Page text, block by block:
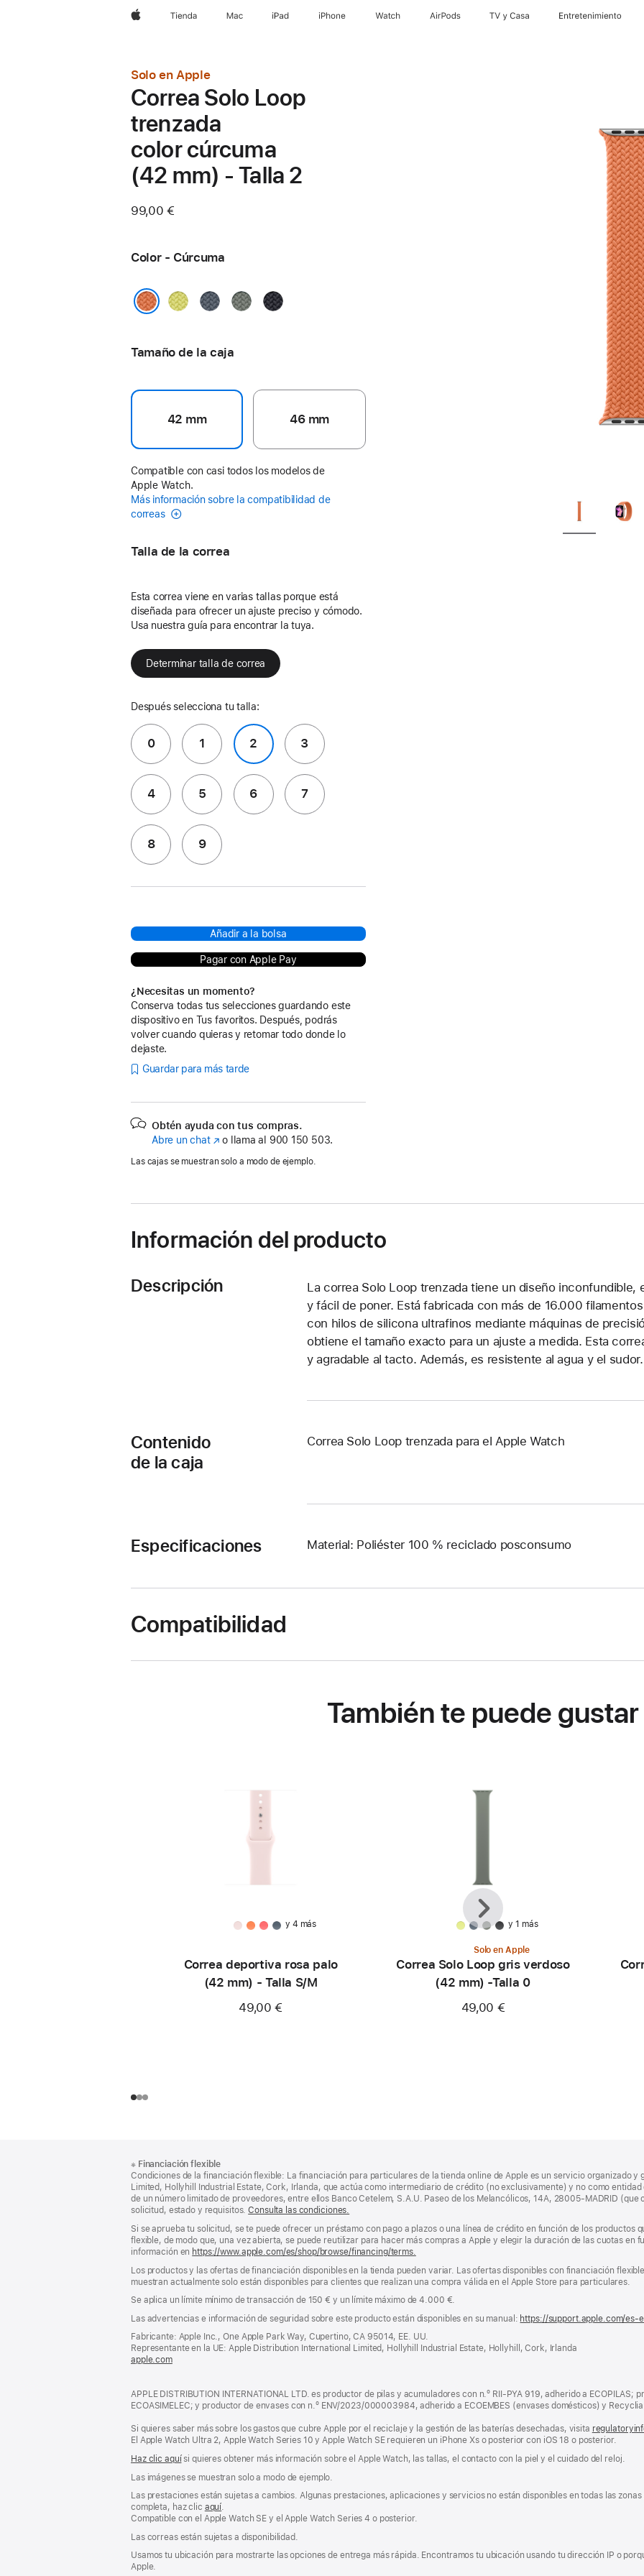
AppleTienda Mac iPad iPhone Watch AirPods TV y Casa Entretenimiento
Solo en Apple
Correa Solo Loop
trenzada
color cúrcuma
(42 mm) - Talla 2
99,00 €
Color - Cúrcuma
AmarilloAzul
Gris
Medianoche
Tamaño de la caja
42 mm 46 mm
Compatible con casi todos los modelos de
Apple Watch.
Más información sobre la compatibilidad de
correas
Talla de la correa
Esta correa viene en varias tallas porque está
diseñada para ofrecer un ajuste preciso y cómodo.
Usa nuestra guía para encontrar la tuya.
Determinar talla de correa
Después selecciona tu talla:
0 1 2 3
4 5 6 7
8 9
Añadir a la bolsa
Pagar con Apple Pay
¿Necesitas un momento?
Conserva todas tus selecciones guardando este
dispositivo en Tus favoritos. Después, podrás
volver cuando quieras y retomar todo donde lo
dejaste.
Guardar para más tarde
Obtén ayuda con tus compras.
Abre un chat(Seo llama al 900 150 503.
Las cajas se muestran solo a modo de ejemplo.
Información del producto
Descripción
La correa Solo Loop trenzada tiene un diseño inconfundible,
y fácil de poner. Está fabricada con más de 16.000
con hilos de silicona ultrafinos mediante máquinas de
obtiene el tamaño exacto para un ajuste a medida. Esta
y agradable al tacto. Además, es resistente al agua y el sudor.
Contenido
de la caja
Correa Solo Loop trenzada para el Apple Watch
Especificaciones Material: Poliéster 100 % reciclado posconsumo
Compatibilidad
También te puede gustar
y 4 más
Correa deportiva rosa palo
(42 mm) - Talla S/M
49,00 €
y 1 más
Solo en Apple
Correa Solo Loop gris verdoso
(42 mm) -Talla 0
49,00 €
Anterior
Siguiente
a
pie
de
página
al
pie
※ Financiación flexible
Condiciones de la financiación flexible: La financiación para particulares de la tienda online de Apple es un servicio organizado y
Limited, Hollyhill Industrial Estate, Cork, Irlanda, que actúa como intermediario de crédito (no exclusivamente) y no como
de un número limitado de proveedores, entre ellos Banco Cetelem, S.A.U. Paseo de los Melancólicos, 14A, 28005-MADRID
solicitud, estado y requisitos.Consulta las condiciones.
Si se aprueba tu solicitud, se te puede ofrecer un préstamo con pago a plazos o una línea de crédito en función de los productos
flexible, de modo que, una vez abierta, se puede reutilizar para hacer más compras a Apple y elegir la duración de las cuotas en
información en https://www.apple.com/es/shop/browse/financing/terms.
Los productos y las ofertas de financiación disponibles en la tienda pueden variar. Las ofertas disponibles con financiación
muestran actualmente solo están disponibles para clientes que realizan una compra válida en el Apple Store para particulares.
Se aplica un límite mínimo de transacción de 150 € y un límite máximo de 4.000 €.
Las advertencias e información de seguridad sobre este producto están disponibles en su manual: https://support.apple.com/es-
Fabricante: Apple Inc., One Apple Park Way, Cupertino, CA 95014, EE. UU.
Representante en la UE: Apple Distribution International Limited, Hollyhill Industrial Estate, Hollyhill, Cork, Irlanda
apple.com(se
una
ventana
APPLE DISTRIBUTION INTERNATIONAL LTD. es productor de pilas y acumuladores con n.º RII-PYA 919, adherido a ECOPILAS;
ECOASIMELEC; y productor de envases con n.º ENV/2023/000003984, adherido a ECOEMBES (envases domésticos) y
Si quieres saber más sobre los gastos que cubre Apple por el reciclaje y la gestión de las baterías desechadas, visita
El Apple Watch Ultra 2, Apple Watch Series 10 y Apple Watch SE requieren un iPhone Xs o posterior con iOS 18 o posterior.
Haz clic aquísi quieres obtener más información sobre el Apple Watch, las tallas, el contacto con la piel y el cuidado del reloj.
Las imágenes se muestran solo a modo de ejemplo.
Las prestaciones están sujetas a cambios. Algunas prestaciones, aplicaciones y servicios no están disponibles en todas las
completa, haz clic aquí.
Compatible con el Apple Watch SE y el Apple Watch Series 4 o posterior.
Las correas están sujetas a disponibilidad.
Usamos tu ubicación para mostrarte las opciones de entrega más rápida. Encontramos tu ubicación usando tu dirección IP o
Apple.